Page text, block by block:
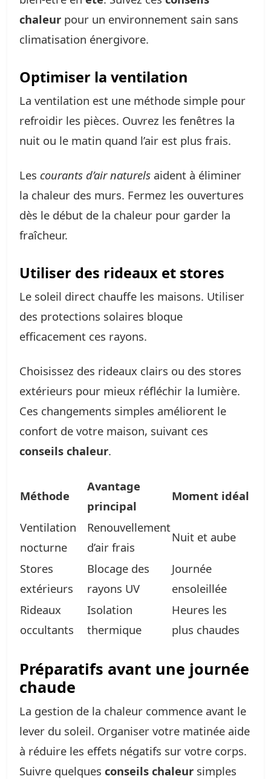
chaleur pour un environnement sain sans
climatisation énergivore.
Optimiser la ventilation
La ventilation est une méthode simple pour
refroidir les pièces. Ouvrez les fenêtres la
nuit ou le matin quand l’air est plus frais.
Les courants d’air naturels aident à éliminer
la chaleur des murs. Fermez les ouvertures
dès le début de la chaleur pour garder la
fraîcheur.
Utiliser des rideaux et stores
Le soleil direct chauffe les maisons. Utiliser
des protections solaires bloque
efficacement ces rayons.
Choisissez des rideaux clairs ou des stores
extérieurs pour mieux réfléchir la lumière.
Ces changements simples améliorent le
confort de votre maison, suivant ces
conseils chaleur.
Méthode
Avantage
principal
Moment idéal
Ventilation
nocturne
Renouvellement
d’air frais
Nuit et aube
Stores
extérieurs
Blocage des
rayons UV
Journée
ensoleillée
Rideaux
occultants
Isolation
thermique
Heures les
plus chaudes
Préparatifs avant une journée
chaude
La gestion de la chaleur commence avant le
lever du soleil. Organiser votre matinée aide
à réduire les effets négatifs sur votre corps.
Suivre quelques conseils chaleur simples